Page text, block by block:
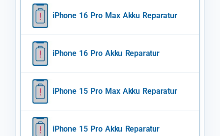
iPhone 16 Pro Max Akku Reparatur
iPhone 16 Pro Akku Reparatur
iPhone 15 Pro Max Akku Reparatur
iPhone 15 Pro Akku Reparatur